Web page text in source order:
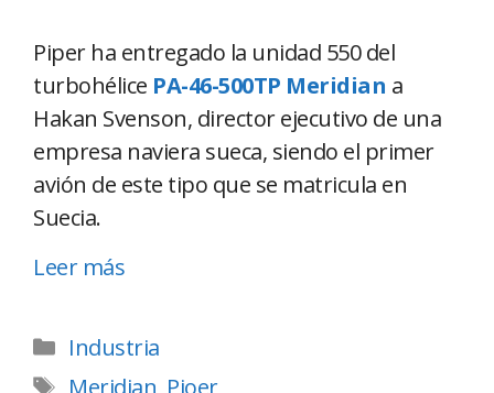
Piper ha entregado la unidad 550 del
turbohélice PA-46-500TP Meridian a
Hakan Svenson, director ejecutivo de una
empresa naviera sueca, siendo el primer
avión de este tipo que se matricula en
Suecia.
Leer más
Industria
Meridian Pioer